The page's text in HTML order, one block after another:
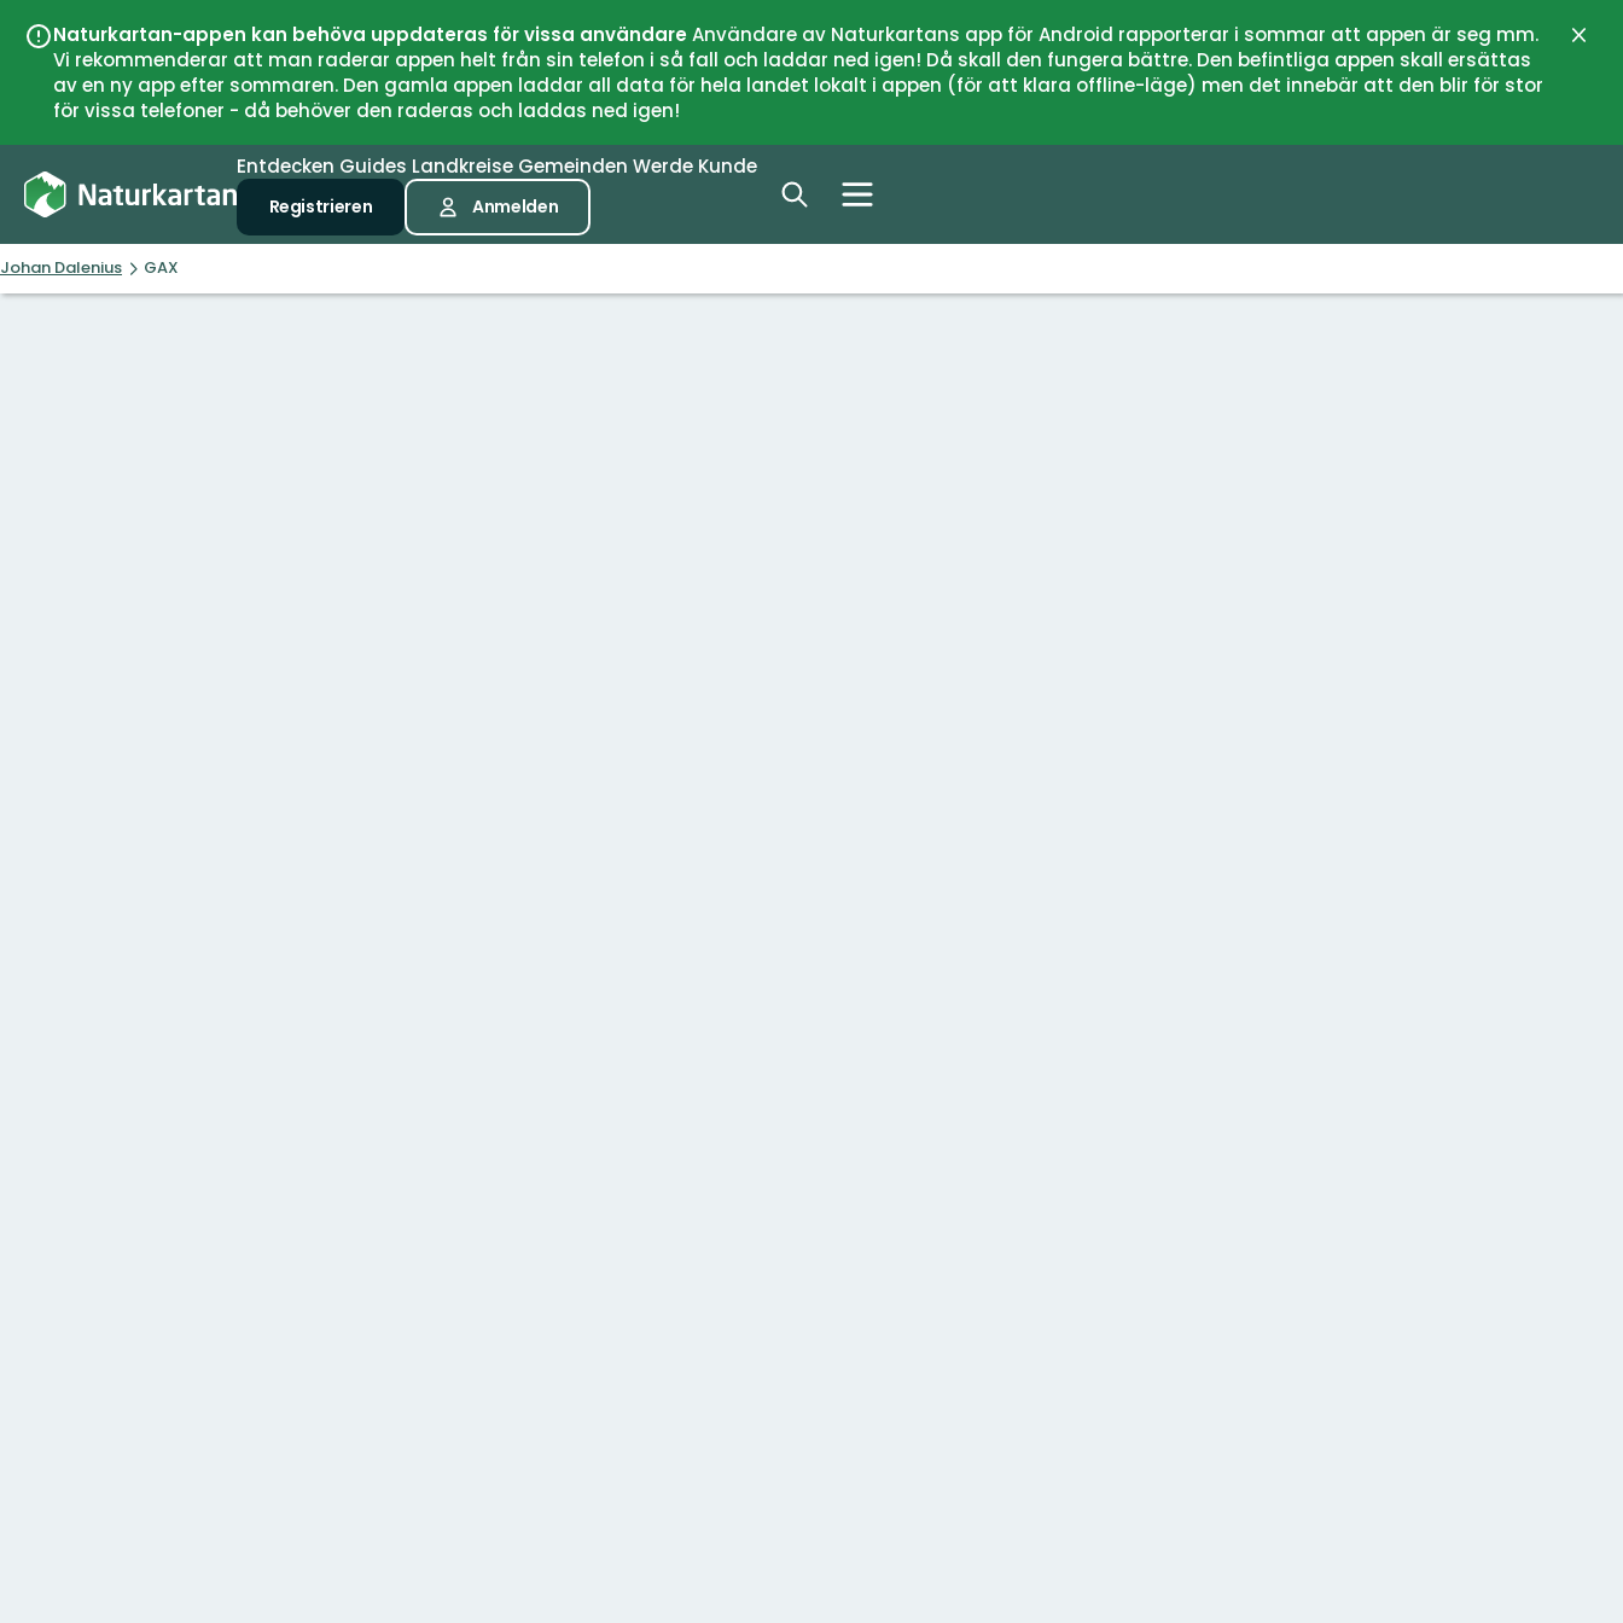
Naturkartan-appen kan behöva uppdateras för vissa användareAnvändare av Naturkartans app för Android rapporterar i sommar att appen är seg mm.
Vi rekommenderar att man raderar appen helt från sin telefon i så fall och laddar ned igen! Då skall den fungera bättre. Den befintliga appen skall ersättas
av en ny app efter sommaren. Den gamla appen laddar all data för hela landet lokalt i appen (för att klara offline-läge) men det innebär att den blir för stor
för vissa telefoner - då behöver den raderas och laddas ned igen!
Entdecken Guides Landkreise Gemeinden Werde Kunde
Registrieren Anmelden
Johan Dalenius GAX